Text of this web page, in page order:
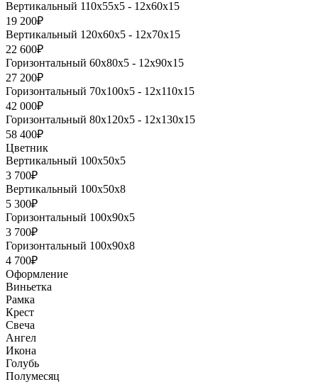
Вертикальный 110х55х5 - 12х60х15
19 200₽
Вертикальный 120х60х5 - 12х70х15
22 600₽
Горизонтальный 60х80х5 - 12х90х15
27 200₽
Горизонтальный 70х100х5 - 12х110х15
42 000₽
Горизонтальный 80х120х5 - 12х130х15
58 400₽
Цветник
Вертикальный 100х50х5
3 700₽
Вертикальный 100х50х8
5 300₽
Горизонтальный 100х90х5
3 700₽
Горизонтальный 100х90х8
4 700₽
Оформление
Виньетка
Рамка
Крест
Свеча
Ангел
Икона
Голубь
Полумесяц